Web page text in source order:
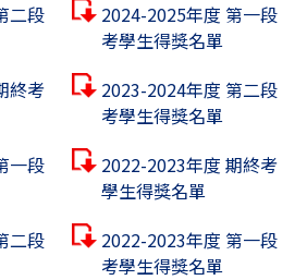
二段
2024-2025年度 第一段
考學生得獎名單
終考
2023-2024年度 第二段
考學生得獎名單
一段
2022-2023年度 期終考
學生得獎名單
二段
2022-2023年度 第一段
考學生得獎名單